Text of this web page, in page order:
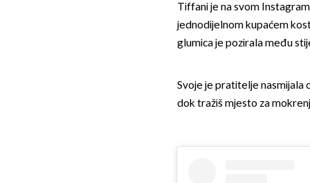
Tiffani je na svom
jednodijelnom kupaćem
glumica je pozirala među
Svoje je pratitelje nasmijala
dok tražiš mjesto za